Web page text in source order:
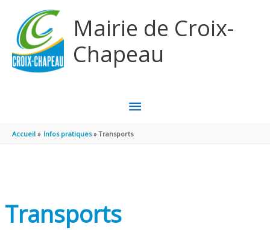
Mairie de Croix-
Chapeau
MENU
PRINCIPAL
Accueil Infos pratiques Transports
Transports